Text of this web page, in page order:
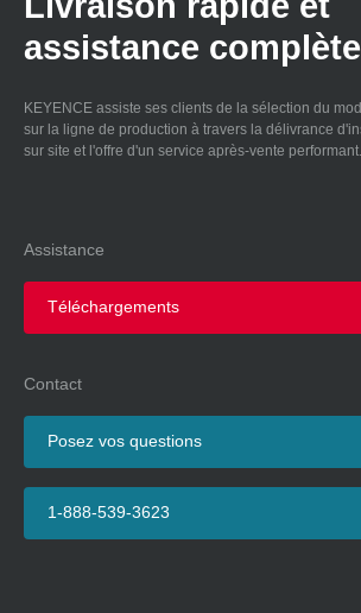
assistance complète
KEYENCE assiste ses clients de la sélection du
sur la ligne de production à travers la délivrance
sur site et l'offre d'un service après-vente performant.
Assistance
Téléchargements
Contact
Posez vos questions
1-888-539-3623